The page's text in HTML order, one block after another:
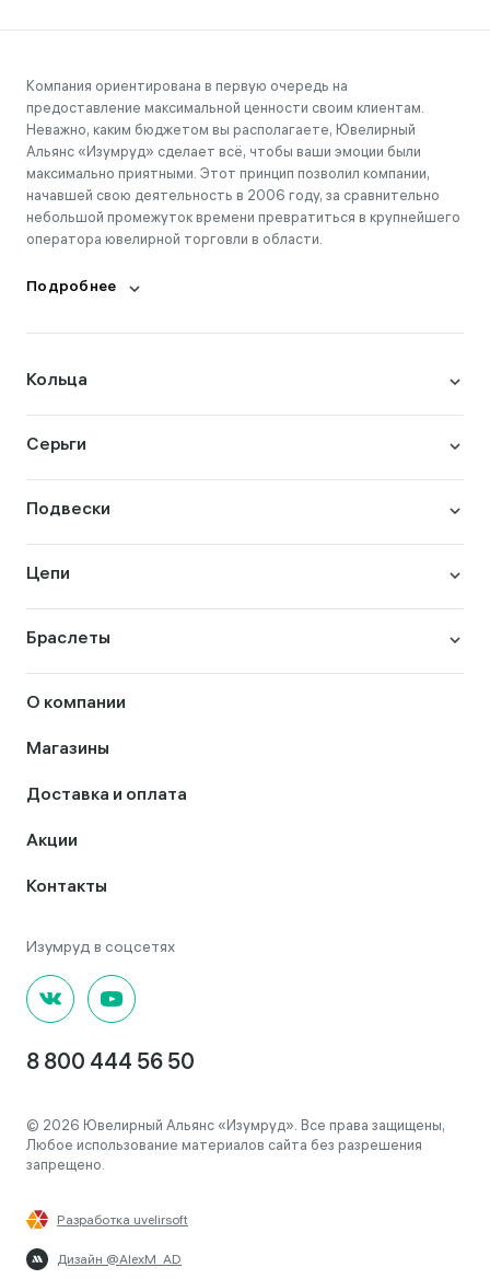
Компания ориентирована в первую очередь на
предоставление максимальной ценности своим клиентам.
Неважно, каким бюджетом вы располагаете, Ювелирный
Альянс «Изумруд» сделает всё, чтобы ваши эмоции были
максимально приятными. Этот принцип позволил компании,
начавшей свою деятельность в 2006 году, за сравнительно
небольшой промежуток времени превратиться в крупнейшего
оператора ювелирной торговли в области.
Подробнее
Кольца
Серьги
Подвески
Цепи
Браслеты
О компании
Магазины
Доставка и оплата
Акции
Контакты
8 800 444 56 50
© 2026 Ювелирный Альянс «Изумруд». Все права защищены,
Любое использование материалов сайта без разрешения
запрещено.
Разработка uvelirsoft
Дизайн @AlexM_AD